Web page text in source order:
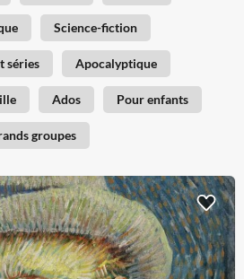
Science-fiction
séries Apocalyptique
Ados Pour enfants
groupes